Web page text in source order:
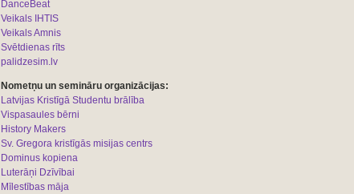
DanceBeat
Veikals IHTIS
Veikals Amnis
Svētdienas rīts
palidzesim.lv
Nometņu un semināru organizācijas:
Latvijas Kristīgā Studentu brālība
Vispasaules bērni
History Makers
Sv. Gregora kristīgās misijas centrs
Dominus kopiena
Luterāņi Dzīvībai
Mīlestības māja